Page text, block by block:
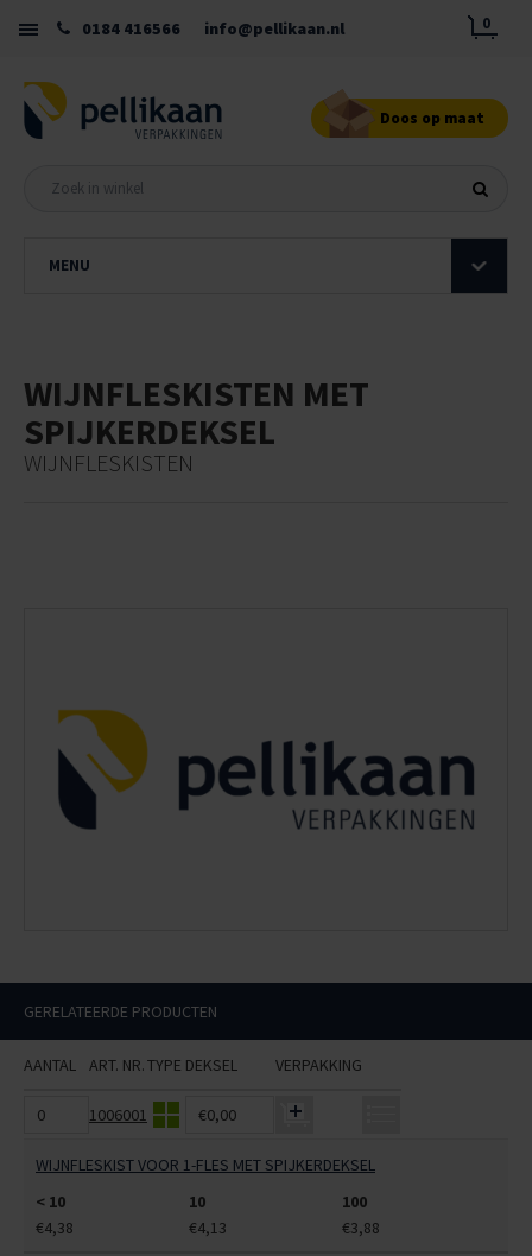
0184 416566 info@pellikaan.nl 0
Doos op maat
MENU
WIJNFLESKISTEN MET
SPIJKERDEKSEL
WIJNFLESKISTEN
GERELATEERDE PRODUCTEN
AANTAL ART. NR.TYPE DEKSEL VERPAKKING
1006001 €0,00
WIJNFLESKIST VOOR 1-FLES MET SPIJKERDEKSEL
< 10
10
100
€4,38
€4,13 €3,88